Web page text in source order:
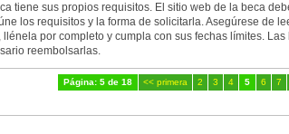
tiene sus propios requisitos. El sitio web de la beca
los requisitos y la forma de solicitarla. Asegúrese de
llénela por completo y cumpla con sus fechas límites.
reembolsarlas.
Página: 5 de 18 << primera 2 3 4 5 6 7